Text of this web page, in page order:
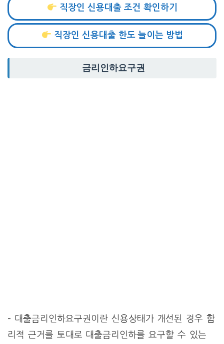
직장인 신용대출 조건 확인하기
직장인 신용대출 한도 늘이는 방법
금리인하요구권
– 대출금리인하요구권이란 신용상태가 개선된 경우 합
리적 근거를 토대로 대출금리인하를 요구할 수 있는